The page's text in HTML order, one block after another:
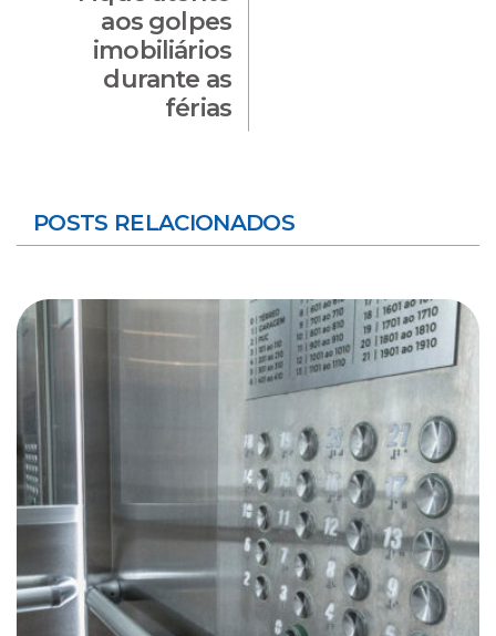
aos golpes
imobiliários
durante as
férias
POSTS RELACIONADOS